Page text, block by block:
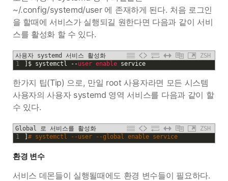
~/.config/systemd/user 에 존재하게 된다. 처음 로그인
을 할때에 서비스가 실행되길 원한다면 다음과 같이 서비
스를 활성화 할 수 있다.
사용자 systemd 서비스 활성화
ZSH
1
$ systemctl --user enable service
한가지 팁(Tip) 으로, 만일 root 사용자라면 모든 시스템
사용자의 사용자 systemd 영역 서비스를 다음과 같이 할
수 있다.
Global 로 서비스를 활성화
ZSH
1
# systemctl --user --global enable service
환경 변수
서비스 데몬들이 실행될때에도 환경 변수들이 필요하다.